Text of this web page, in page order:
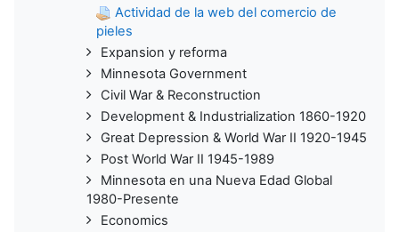
Actividad de la web del comercio de
pieles
Expansion y reforma
Minnesota Government
Civil War & Reconstruction
Development & Industrialization 1860-1920
Great Depression & World War II 1920-1945
Post World War II 1945-1989
Minnesota en una Nueva Edad Global
1980-Presente
Economics